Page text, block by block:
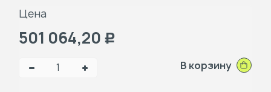
Цена
501 064,20 Р
В корзину